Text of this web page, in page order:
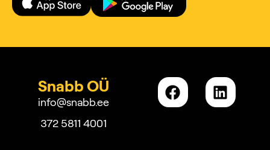
Snabb OÜ
info@snabb.ee
372 5811 4001